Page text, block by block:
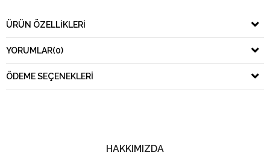
ÜRÜN ÖZELLIKLERI
YORUMLAR(0)
ÖDEME SEÇENEKLERI
HAKKIMIZDA